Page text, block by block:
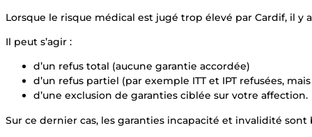
Lorsque le risque médical est jugé trop élevé par Cardif, il y
Il peut s’agir :
d’un refus total (aucune garantie accordée)
d’un refus partiel (par exemple ITT et IPT refusées,
d’une exclusion de garanties ciblée sur votre affection.
Sur ce dernier cas, les garanties incapacité et invalidité sont